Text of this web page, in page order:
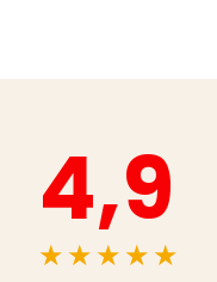
4,9
★★★★★